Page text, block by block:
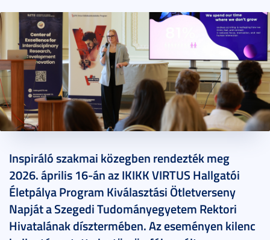
Inspiráló szakmai közegben rendezték meg
2026. április 16-án az IKIKK VIRTUS Hallgatói
Életpálya Program Kiválasztási Ötletverseny
Napját a Szegedi Tudományegyetem Rektori
Hivatalának dísztermében. Az eseményen kilenc